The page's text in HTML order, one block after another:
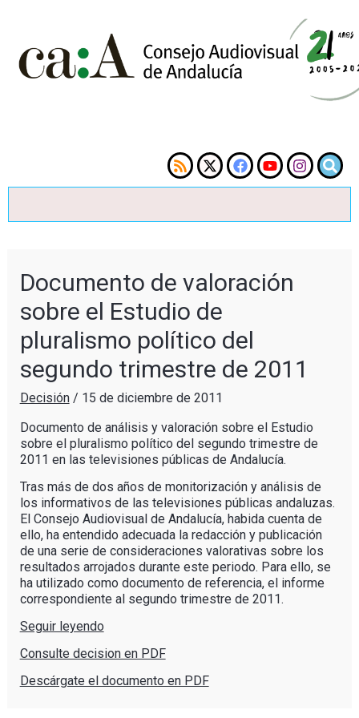
Documento de valoración
sobre el Estudio de
pluralismo político del
segundo trimestre de 2011
Decisión/ 15 de diciembre de 2011
Documento de análisis y valoración sobre el Estudio
sobre el pluralismo político del segundo trimestre de
2011 en las televisiones públicas de Andalucía.
Tras más de dos años de monitorización y análisis de
los informativos de las televisiones públicas andaluzas.
El Consejo Audiovisual de Andalucía, habida cuenta de
ello, ha entendido adecuada la redacción y publicación
de una serie de consideraciones valorativas sobre los
resultados arrojados durante este periodo. Para ello, se
ha utilizado como documento de referencia, el informe
correspondiente al segundo trimestre de 2011.
Seguir leyendo
Consulte decision en PDF
Descárgate el documento en PDF